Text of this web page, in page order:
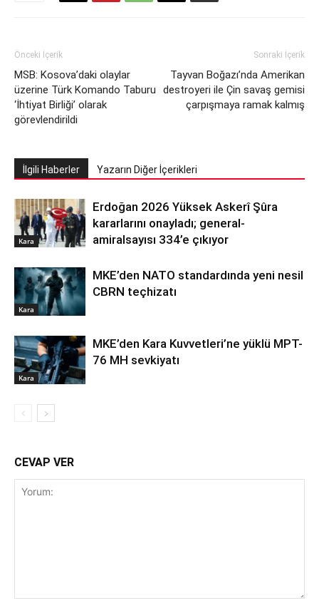
Önceki İçerik
MSB: Kosova’daki olaylar
üzerine Türk Komando Taburu
‘İhtiyat Birliği’ olarak
görevlendirildi
Sonraki İçerik
Tayvan Boğazı’nda Amerikan
destroyeri ile Çin savaş gemisi
çarpışmaya ramak kalmış
İlgili Haberler Yazarın Diğer İçerikleri
Kara
Erdoğan 2026 Yüksek Askerî Şûra
kararlarını onayladı; general-
amiralsayısı 334’e çıkıyor
Kara
MKE’den NATO standardında yeni nesil
CBRN teçhizatı
Kara
MKE’den Kara Kuvvetleri’ne yüklü MPT-
76 MH sevkiyatı
CEVAP VER